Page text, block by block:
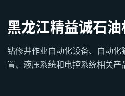
黑龙江精益诚石油
钻修井作业自动化设备、自动
置、液压系统和电控系统相关产